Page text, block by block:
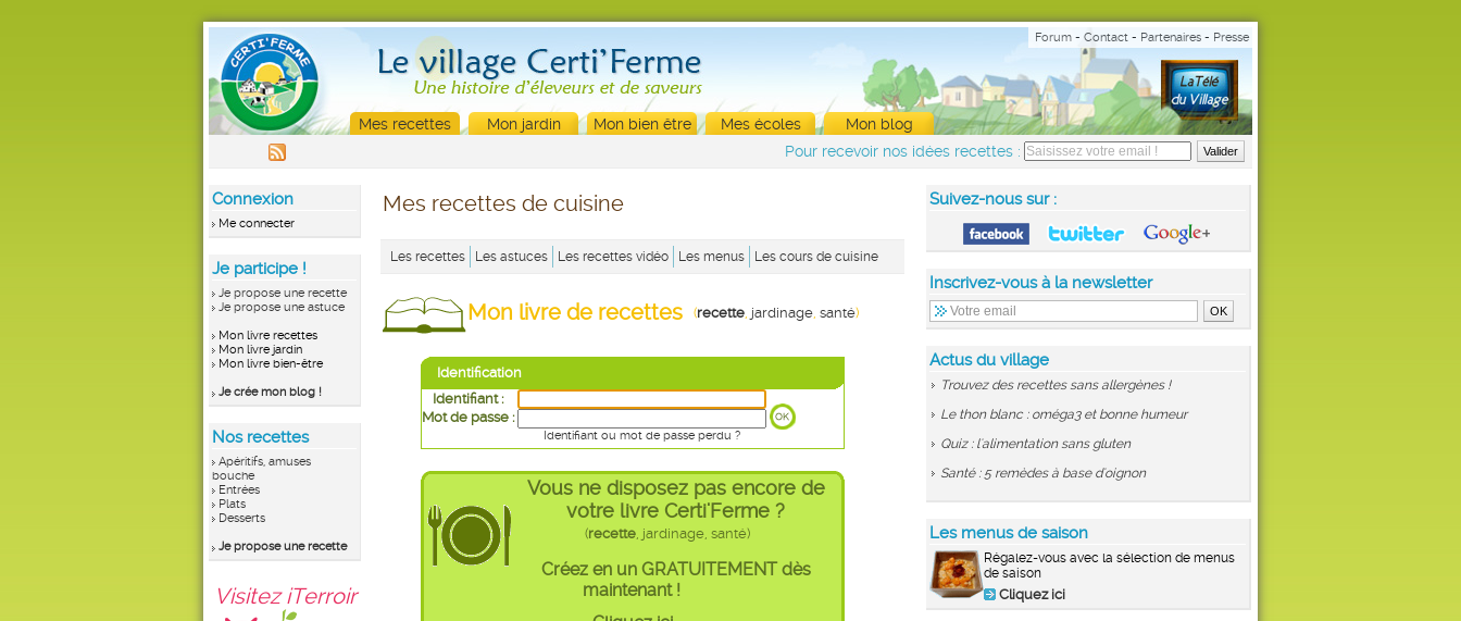
Forum - Contact - Partenaires - Presse
Mes recettes Mon jardin Mon bien être Mes écoles
Mon blog
Pour recevoir nos idées recettes :
Connexion
Me connecter
Je participe !
Je propose une recette
Je propose une astuce
Mon livre recettes
Mon livre jardin
Mon livre bien-être
Je crée mon blog !
Nos recettes
Apéritifs, amuses
bouche
Entrées
Plats
Desserts
Je propose une recette
Visitez iTerroir
Suivez-nous sur :
Inscrivez-vous à la newsletter
Actus du village
Trouvez des recettes sans allergènes !
Le thon blanc : oméga3 et bonne humeur
Quiz : l'alimentation sans gluten
Santé : 5 remèdes à base d'oignon
Les menus de saison
Régalez-vous avec la sélection de menus
de saison
Cliquez ici
Mes recettes de cuisine
Les recettes Les astuces Les recettes vidéo Les menus Les cours de cuisine
Mon livre de recettes (recette, jardinage, santé)
Identification
Identifiant :
Mot de passe :
Identifiant ou mot de passe perdu ?
Vous ne disposez pas encore de
votre livre Certi'Ferme ?
(recette, jardinage, santé)
Créez en un GRATUITEMENT dès
maintenant !